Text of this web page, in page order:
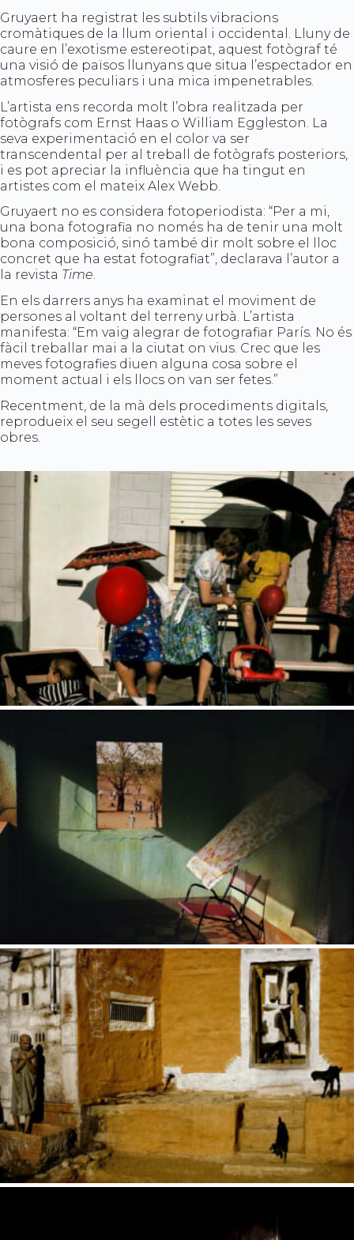
Gruyaert ha registrat les subtils vibracions
cromàtiques de la llum oriental i occidental. Lluny de
caure en l’exotisme estereotipat, aquest fotògraf té
una visió de països llunyans que situa l’espectador en
atmosferes peculiars i una mica impenetrables.
L’artista ens recorda molt l’obra realitzada per
fotògrafs com Ernst Haas o William Eggleston. La
seva experimentació en el color va ser
transcendental per al treball de fotògrafs posteriors,
i es pot apreciar la influència que ha tingut en
artistes com el mateix Alex Webb.
Gruyaert no es considera fotoperiodista: “Per a mi,
una bona fotografia no només ha de tenir una molt
bona composició, sinó també dir molt sobre el lloc
concret que ha estat fotografiat”, declarava l’autor a
la revista Time.
En els darrers anys ha examinat el moviment de
persones al voltant del terreny urbà. L’artista
manifesta: “Em vaig alegrar de fotografiar París. No és
fàcil treballar mai a la ciutat on vius. Crec que les
meves fotografies diuen alguna cosa sobre el
moment actual i els llocs on van ser fetes.”
Recentment, de la mà dels procediments digitals,
reprodueix el seu segell estètic a totes les seves
obres.